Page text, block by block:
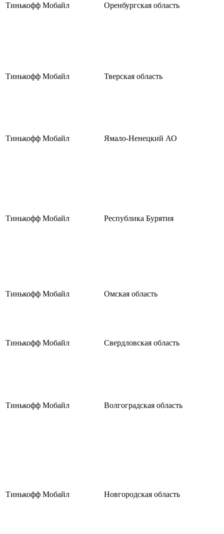
Тинькофф Мобайл Оренбургская область
Тинькофф Мобайл Тверская область
Тинькофф Мобайл Ямало-Ненецкий АО
Тинькофф Мобайл Республика Бурятия
Тинькофф Мобайл Омская область
Тинькофф Мобайл Свердловская область
Тинькофф Мобайл Волгоградская область
Тинькофф Мобайл Новгородская область